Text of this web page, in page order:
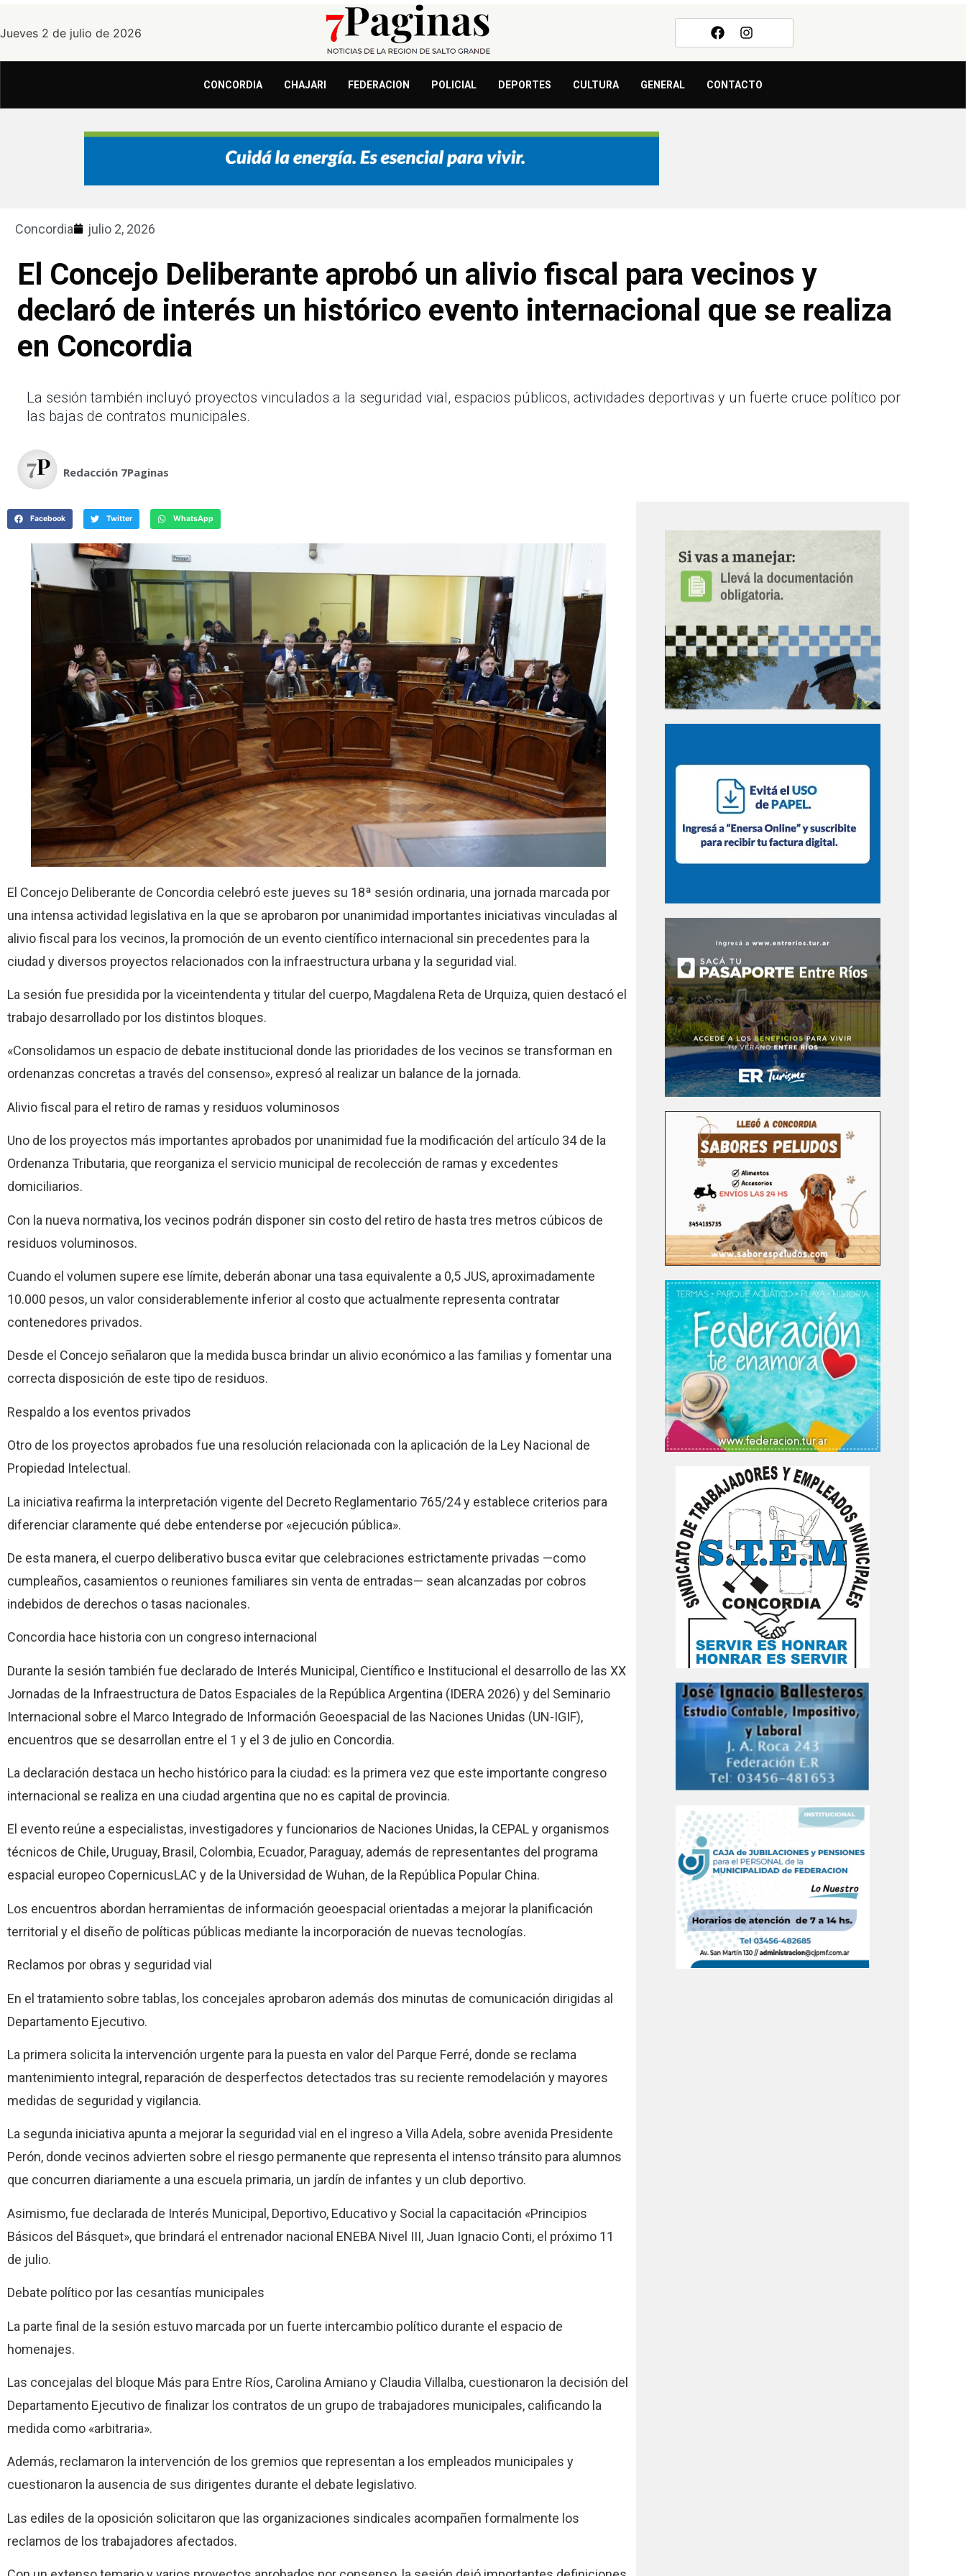
Jueves 2 de julio de 2026
CONCORDIA CHAJARI FEDERACION POLICIAL DEPORTES CULTURA GENERAL CONTACTO
Concordia julio 2, 2026
El Concejo Deliberante aprobó un alivio fiscal para vecinos y
declaró de interés un histórico evento internacional que se realiza
en Concordia
La sesión también incluyó proyectos vinculados a la seguridad vial, espacios públicos, actividades deportivas y un fuerte cruce político por
las bajas de contratos municipales.
Redacción 7Paginas
Facebook Twitter WhatsApp
El Concejo Deliberante de Concordia celebró este jueves su 18ª sesión ordinaria, una jornada marcada por
una intensa actividad legislativa en la que se aprobaron por unanimidad importantes iniciativas vinculadas al
alivio fiscal para los vecinos, la promoción de un evento científico internacional sin precedentes para la
ciudad y diversos proyectos relacionados con la infraestructura urbana y la seguridad vial.
La sesión fue presidida por la viceintendenta y titular del cuerpo, Magdalena Reta de Urquiza, quien destacó el
trabajo desarrollado por los distintos bloques.
«Consolidamos un espacio de debate institucional donde las prioridades de los vecinos se transforman en
ordenanzas concretas a través del consenso», expresó al realizar un balance de la jornada.
Alivio fiscal para el retiro de ramas y residuos voluminosos
Uno de los proyectos más importantes aprobados por unanimidad fue la modificación del artículo 34 de la
Ordenanza Tributaria, que reorganiza el servicio municipal de recolección de ramas y excedentes
domiciliarios.
Con la nueva normativa, los vecinos podrán disponer sin costo del retiro de hasta tres metros cúbicos de
residuos voluminosos.
Cuando el volumen supere ese límite, deberán abonar una tasa equivalente a 0,5 JUS, aproximadamente
10.000 pesos, un valor considerablemente inferior al costo que actualmente representa contratar
contenedores privados.
Desde el Concejo señalaron que la medida busca brindar un alivio económico a las familias y fomentar una
correcta disposición de este tipo de residuos.
Respaldo a los eventos privados
Otro de los proyectos aprobados fue una resolución relacionada con la aplicación de la Ley Nacional de
Propiedad Intelectual.
La iniciativa reafirma la interpretación vigente del Decreto Reglamentario 765/24 y establece criterios para
diferenciar claramente qué debe entenderse por «ejecución pública».
De esta manera, el cuerpo deliberativo busca evitar que celebraciones estrictamente privadas —como
cumpleaños, casamientos o reuniones familiares sin venta de entradas— sean alcanzadas por cobros
indebidos de derechos o tasas nacionales.
Concordia hace historia con un congreso internacional
Durante la sesión también fue declarado de Interés Municipal, Científico e Institucional el desarrollo de las XX
Jornadas de la Infraestructura de Datos Espaciales de la República Argentina (IDERA 2026) y del Seminario
Internacional sobre el Marco Integrado de Información Geoespacial de las Naciones Unidas (UN-IGIF),
encuentros que se desarrollan entre el 1 y el 3 de julio en Concordia.
La declaración destaca un hecho histórico para la ciudad: es la primera vez que este importante congreso
internacional se realiza en una ciudad argentina que no es capital de provincia.
El evento reúne a especialistas, investigadores y funcionarios de Naciones Unidas, la CEPAL y organismos
técnicos de Chile, Uruguay, Brasil, Colombia, Ecuador, Paraguay, además de representantes del programa
espacial europeo CopernicusLAC y de la Universidad de Wuhan, de la República Popular China.
Los encuentros abordan herramientas de información geoespacial orientadas a mejorar la planificación
territorial y el diseño de políticas públicas mediante la incorporación de nuevas tecnologías.
Reclamos por obras y seguridad vial
En el tratamiento sobre tablas, los concejales aprobaron además dos minutas de comunicación dirigidas al
Departamento Ejecutivo.
La primera solicita la intervención urgente para la puesta en valor del Parque Ferré, donde se reclama
mantenimiento integral, reparación de desperfectos detectados tras su reciente remodelación y mayores
medidas de seguridad y vigilancia.
La segunda iniciativa apunta a mejorar la seguridad vial en el ingreso a Villa Adela, sobre avenida Presidente
Perón, donde vecinos advierten sobre el riesgo permanente que representa el intenso tránsito para alumnos
que concurren diariamente a una escuela primaria, un jardín de infantes y un club deportivo.
Asimismo, fue declarada de Interés Municipal, Deportivo, Educativo y Social la capacitación «Principios
Básicos del Básquet», que brindará el entrenador nacional ENEBA Nivel III, Juan Ignacio Conti, el próximo 11
de julio.
Debate político por las cesantías municipales
La parte final de la sesión estuvo marcada por un fuerte intercambio político durante el espacio de
homenajes.
Las concejalas del bloque Más para Entre Ríos, Carolina Amiano y Claudia Villalba, cuestionaron la decisión del
Departamento Ejecutivo de finalizar los contratos de un grupo de trabajadores municipales, calificando la
medida como «arbitraria».
Además, reclamaron la intervención de los gremios que representan a los empleados municipales y
cuestionaron la ausencia de sus dirigentes durante el debate legislativo.
Las ediles de la oposición solicitaron que las organizaciones sindicales acompañen formalmente los
reclamos de los trabajadores afectados.